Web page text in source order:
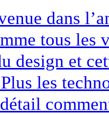
dans
tous les
design et
les